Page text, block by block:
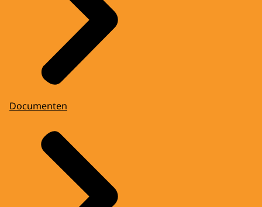
Documenten